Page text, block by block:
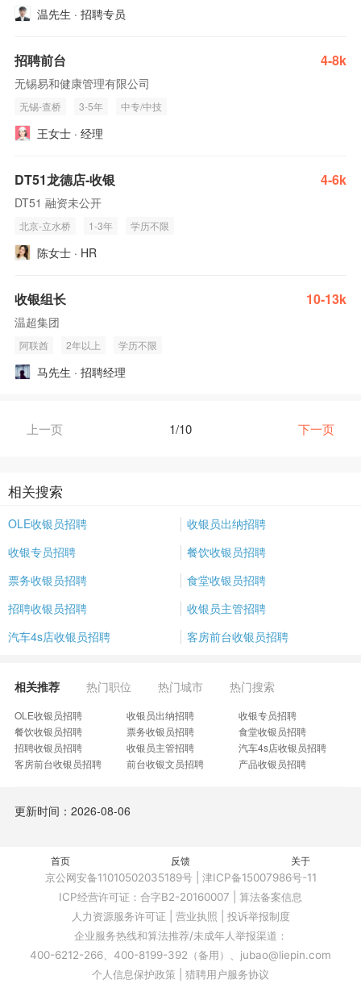
温先生 · 招聘专员
招聘前台 4-8k
无锡易和健康管理有限公司
无锡-查桥 3-5年 中专/中技
王女士 · 经理
DT51龙德店-收银 4-6k
DT51 融资未公开
北京-立水桥 1-3年 学历不限
陈女士 · HR
收银组长 10-13k
温超集团
阿联酋 2年以上 学历不限
马先生 · 招聘经理
上一页 1/10 下一页
相关搜索
OLE收银员招聘
收银员出纳招聘
收银专员招聘
餐饮收银员招聘
票务收银员招聘
食堂收银员招聘
招聘收银员招聘
收银员主管招聘
汽车4s店收银员招聘
客房前台收银员招聘
相关推荐 热门职位 热门城市 热门搜索
OLE收银员招聘 收银员出纳招聘
收银专员招聘
餐饮收银员招聘
票务收银员招聘
食堂收银员招聘
招聘收银员招聘
收银员主管招聘
汽车4s店收银员招聘
客房前台收银员招聘
前台收银文员招聘
产品收银员招聘
更新时间：2026-08-06
首页 反馈 关于